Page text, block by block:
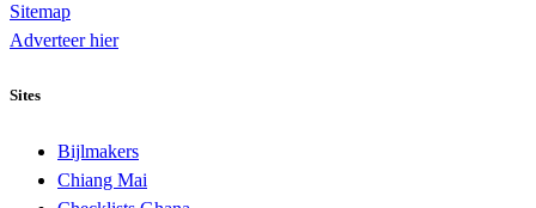
Sitemap
Adverteer hier
Sites
Bijlmakers
Chiang Mai